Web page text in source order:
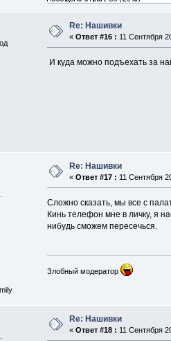
Re: Нашивки
« Ответ #16 : 11 Сентября
И куда можно подъехать за
Re: Нашивки
« Ответ #17 : 11 Сентября
Сложно сказать, мы все с
Кинь телефон мне в личку, я
нибудь сможем пересечься.
Злобный модератор
Re: Нашивки
« Ответ #18 : 11 Сентября